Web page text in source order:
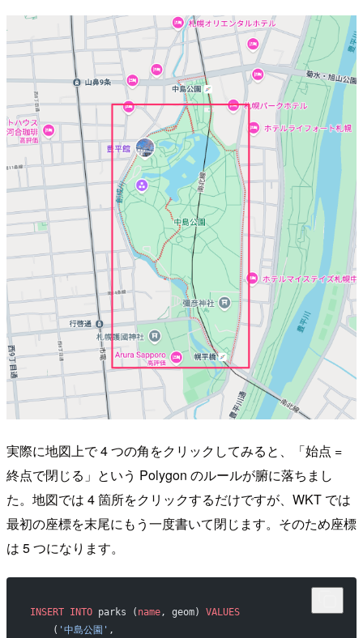
実際に地図上で 4 つの角をクリックしてみると、「始点 =
終点で閉じる」という Polygon のルールが腑に落ちまし
た。地図では 4 箇所をクリックするだけですが、WKT では
最初の座標を末尾にもう一度書いて閉じます。そのため座標
は 5 つになります。
INSERT INTO parks ( name, geom) VALUES
    (
'中島公園' ,